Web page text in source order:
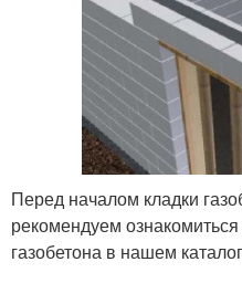
Перед началом кладки
рекомендуем
газобетона в нашем